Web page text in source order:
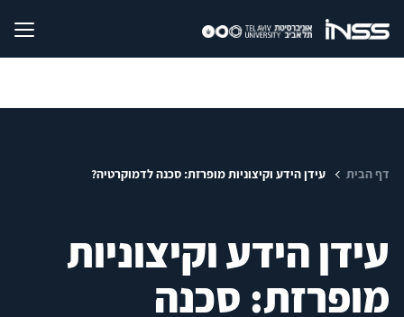
דף הבית עידן הידע וקיצוניות מופרזת: סכנה לדמוקרטיה?
עידן הידע וקיצוניות
מופרזת: סכנה